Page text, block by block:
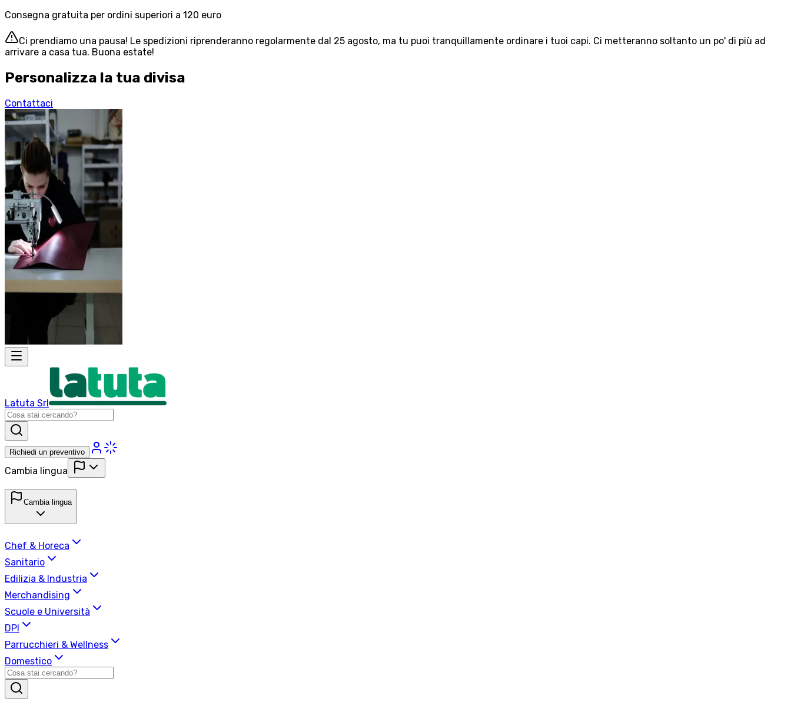
Consegna gratuita per ordini superiori a 120 euro
Ci prendiamo una pausa! Le spedizioni riprenderanno regolarmente dal 25 agosto, ma tu puoi tranquillamente ordinare i tuoi capi. Ci metteranno soltanto un po' di più ad
arrivare a casa tua. Buona estate!
Personalizza la tua divisa
Contattaci
Latuta Srl
Richiedi un preventivo
Cambia lingua
Cambia lingua
Chef & Horeca
Sanitario
Edilizia & Industria
Merchandising
Scuole e Università
DPI
Parrucchieri & Wellness
Domestico